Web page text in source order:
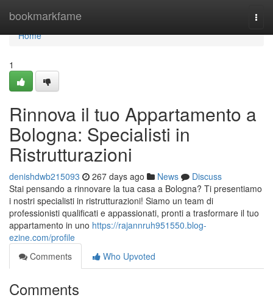
bookmarkfame
Home
Home
1
Rinnova il tuo Appartamento a
Bologna: Specialisti in
Ristrutturazioni
denishdwb215093 267 days ago News
Discuss
Stai pensando a rinnovare la tua casa a Bologna? Ti presentiamo
i nostri specialisti in ristrutturazioni! Siamo un team di
professionisti qualificati e appassionati, pronti a trasformare il tuo
appartamento in uno https://rajannruh951550.blog-
ezine.com/profile
Comments
Who Upvoted
Comments